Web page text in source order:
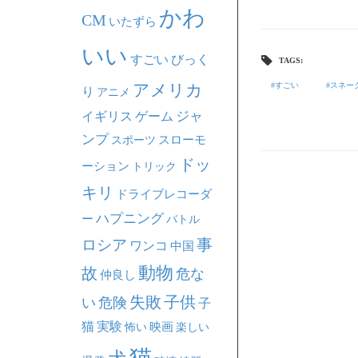
TAGS:
すごい スネー
CM いたずら かわ
いい すごい びっく
り アニメ アメリカ
イギリス ゲーム ジャ
ンプ スポーツ スローモ
ーション トリック
ドッ
キリ
ドライブレコーダ
ー ハプニング バトル
ロシア ワンコ 中国 事
故 仲良し 動物 危な
い 危険 失敗子供子
猫実験 怖い映画楽しい